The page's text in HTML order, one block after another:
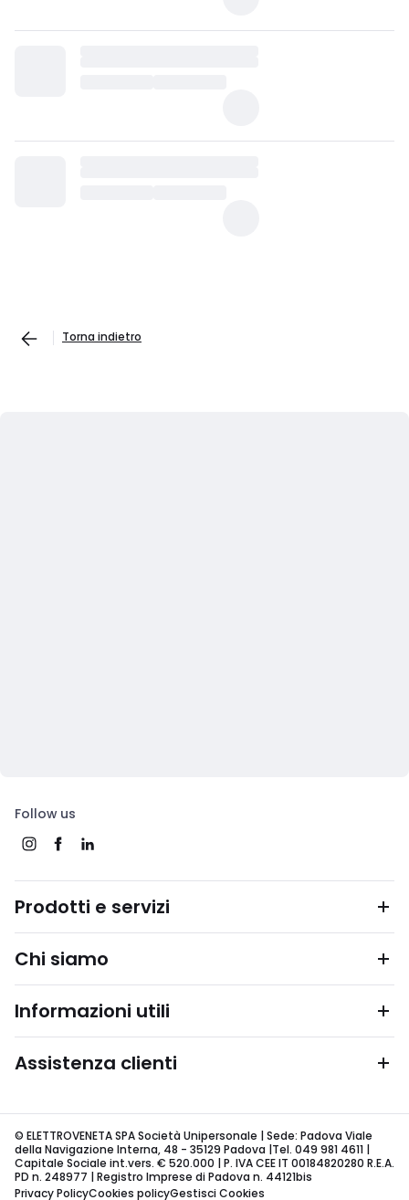
Torna indietro
Follow us
Prodotti e servizi
Chi siamo
Informazioni utili
Assistenza clienti
© ELETTROVENETA SPA Società Unipersonale | Sede: Padova Viale
della Navigazione Interna, 48 - 35129 Padova |Tel. 049 981 4611 |
Capitale Sociale int.vers. € 520.000 | P. IVA CEE IT 00184820280 R.E.A.
PD n. 248977 | Registro Imprese di Padova n. 44121bis
Privacy PolicyCookies policyGestisci Cookies